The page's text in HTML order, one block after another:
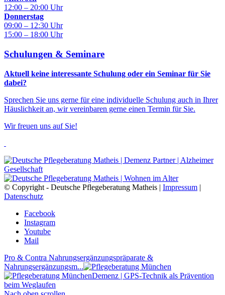
12:00 – 20:00 Uhr
Donnerstag
09:00 – 12:30 Uhr
15:00 – 18:00 Uhr
Schulungen & Seminare
Aktuell keine interessante Schulung oder ein Seminar für Sie
dabei?
Sprechen Sie uns gerne für eine individuelle Schulung auch in Ihrer
Häuslichkeit an, wir vereinbaren gerne einen Termin für Sie.
Wir freuen uns auf Sie!
© Copyright - Deutsche Pflegeberatung Matheis | Impressum |
Datenschutz
Facebook
Instagram
Youtube
Mail
Pro & Contra Nahrungsergänzungspräparate &
Nahrungsergänzungsm...
Demenz | GPS-Technik als Prävention
beim Weglaufen